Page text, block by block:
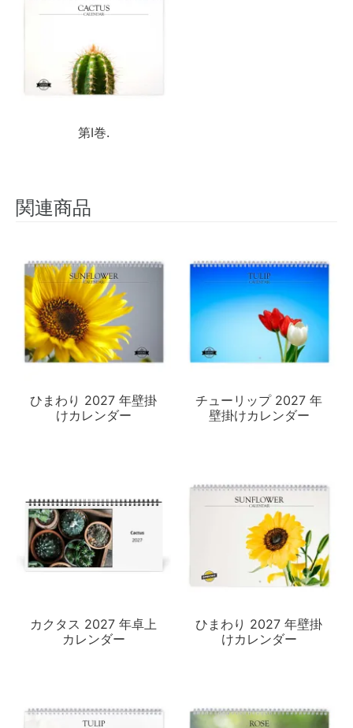
第I巻.
関連商品
ひまわり 2027 年壁掛
けカレンダー
チューリップ 2027 年
壁掛けカレンダー
カクタス 2027 年卓上
カレンダー
ひまわり 2027 年壁掛
けカレンダー